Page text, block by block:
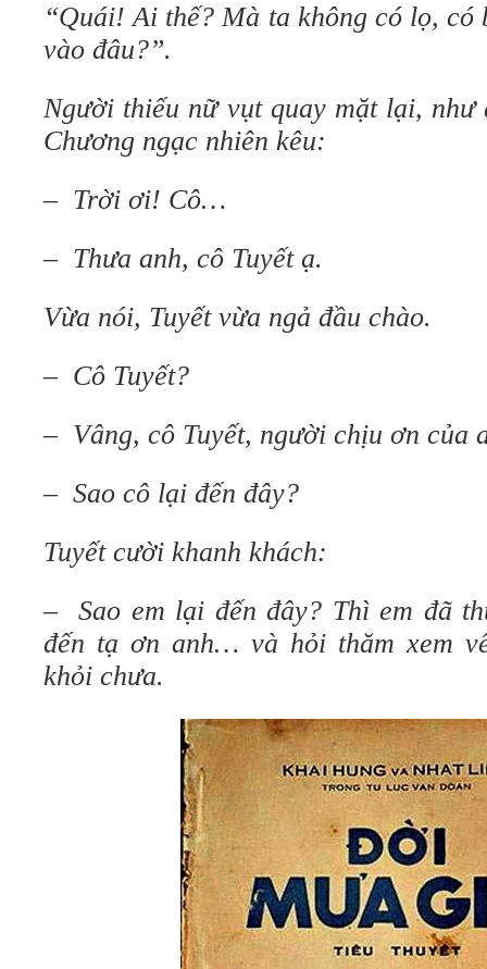
“Quái! Ai thế? Mà ta không có lọ, có
vào đâu?”.
Người thiếu nữ vụt quay mặt lại, như
Chương ngạc nhiên kêu:
– Trời ơi! Cô…
– Thưa anh, cô Tuyết ạ.
Vừa nói, Tuyết vừa ngả đầu chào.
– Cô Tuyết?
– Vâng, cô Tuyết, người chịu ơn của
– Sao cô lại đến đây?
Tuyết cười khanh khách:
– Sao em lại đến đây? Thì em đã
đến tạ ơn anh… và hỏi thăm xem
khỏi chưa.